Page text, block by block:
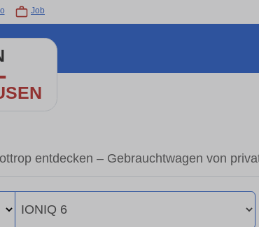
Job
entdecken – Gebrauchtwagen von